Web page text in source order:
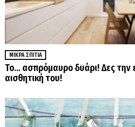
ΜΙΚΡΆ ΣΠΊΤΙΑ
Το… ασπρόμαυρο δυάρι! Δες την
αισθητική του!